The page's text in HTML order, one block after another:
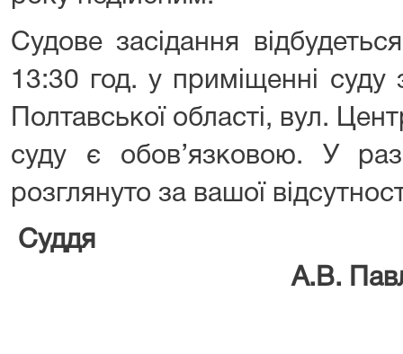
Судове засідання
13:30 год. у приміщенні
Полтавської області, вул.
суду є обов’язковою. У
розглянуто за вашої
А.В.